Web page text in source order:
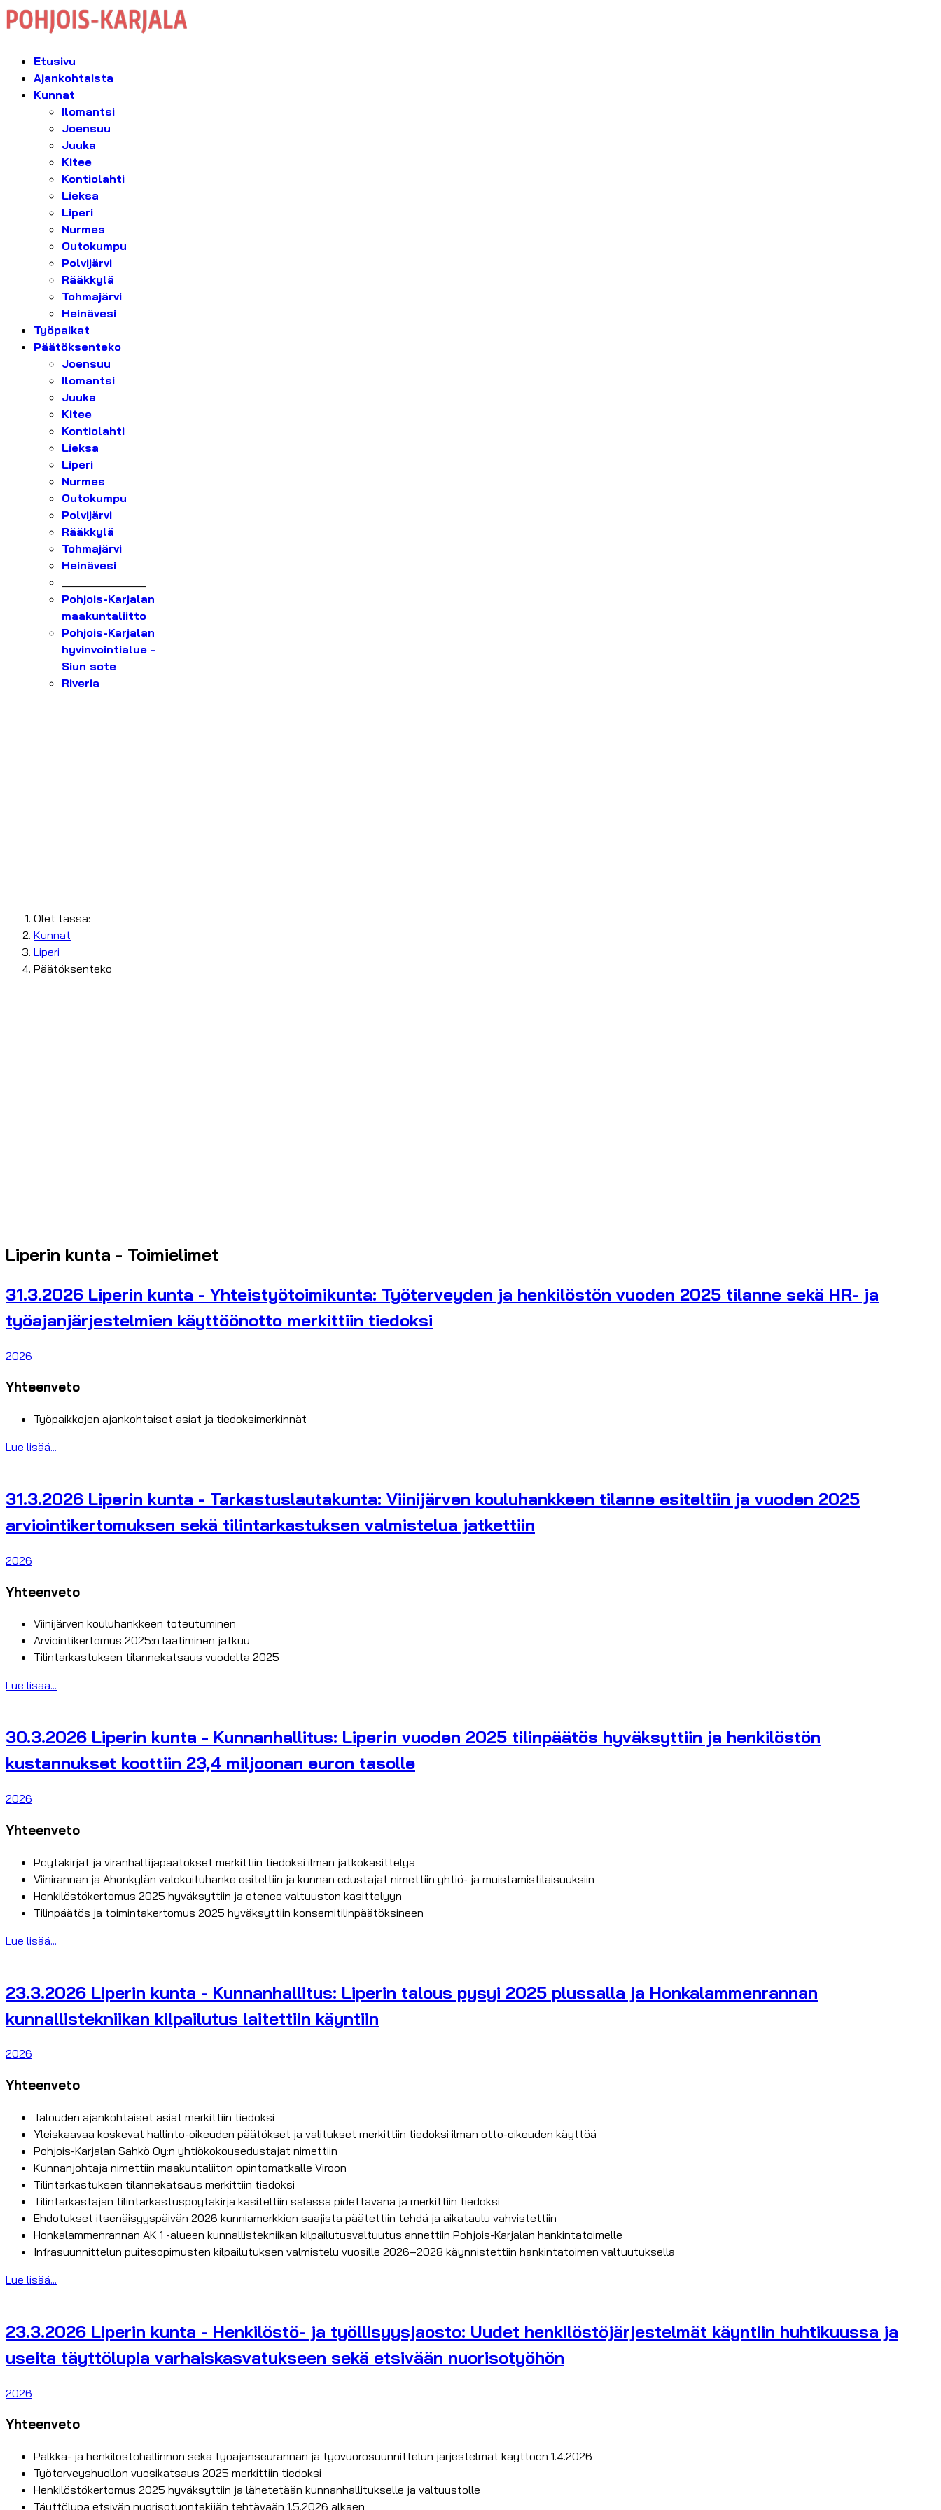
Etusivu
Ajankohtaista
Kunnat
Ilomantsi
Joensuu
Juuka
Kitee
Kontiolahti
Lieksa
Liperi
Nurmes
Outokumpu
Polvijärvi
Rääkkylä
Tohmajärvi
Heinävesi
Työpaikat
Päätöksenteko
Joensuu
Ilomantsi
Juuka
Kitee
Kontiolahti
Lieksa
Liperi
Nurmes
Outokumpu
Polvijärvi
Rääkkylä
Tohmajärvi
Heinävesi
Pohjois-Karjalan
maakuntaliitto
Pohjois-Karjalan
hyvinvointialue -
Siun sote
Riveria
Olet tässä:
Kunnat
Liperi
Päätöksenteko
Liperin kunta - Toimielimet
31.3.2026 Liperin kunta - Yhteistyötoimikunta: Työterveyden ja henkilöstön vuoden 2025 tilanne sekä HR- ja
työajanjärjestelmien käyttöönotto merkittiin tiedoksi
2026
Yhteenveto
Työpaikkojen ajankohtaiset asiat ja tiedoksimerkinnät
Lue lisää...
31.3.2026 Liperin kunta - Tarkastuslautakunta: Viinijärven kouluhankkeen tilanne esiteltiin ja vuoden 2025
arviointikertomuksen sekä tilintarkastuksen valmistelua jatkettiin
2026
Yhteenveto
Viinijärven kouluhankkeen toteutuminen
Arviointikertomus 2025:n laatiminen jatkuu
Tilintarkastuksen tilannekatsaus vuodelta 2025
Lue lisää...
30.3.2026 Liperin kunta - Kunnanhallitus: Liperin vuoden 2025 tilinpäätös hyväksyttiin ja henkilöstön
kustannukset koottiin 23,4 miljoonan euron tasolle
2026
Yhteenveto
Pöytäkirjat ja viranhaltijapäätökset merkittiin tiedoksi ilman jatkokäsittelyä
Viinirannan ja Ahonkylän valokuituhanke esiteltiin ja kunnan edustajat nimettiin yhtiö- ja muistamistilaisuuksiin
Henkilöstökertomus 2025 hyväksyttiin ja etenee valtuuston käsittelyyn
Tilinpäätös ja toimintakertomus 2025 hyväksyttiin konsernitilinpäätöksineen
Lue lisää...
23.3.2026 Liperin kunta - Kunnanhallitus: Liperin talous pysyi 2025 plussalla ja Honkalammenrannan
kunnallistekniikan kilpailutus laitettiin käyntiin
2026
Yhteenveto
Talouden ajankohtaiset asiat merkittiin tiedoksi
Yleiskaavaa koskevat hallinto-oikeuden päätökset ja valitukset merkittiin tiedoksi ilman otto-oikeuden käyttöä
Pohjois-Karjalan Sähkö Oy:n yhtiökokousedustajat nimettiin
Kunnanjohtaja nimettiin maakuntaliiton opintomatkalle Viroon
Tilintarkastuksen tilannekatsaus merkittiin tiedoksi
Tilintarkastajan tilintarkastuspöytäkirja käsiteltiin salassa pidettävänä ja merkittiin tiedoksi
Ehdotukset itsenäisyyspäivän 2026 kunniamerkkien saajista päätettiin tehdä ja aikataulu vahvistettiin
Honkalammenrannan AK 1 -alueen kunnallistekniikan kilpailutusvaltuutus annettiin Pohjois-Karjalan hankintatoimelle
Infrasuunnittelun puitesopimusten kilpailutuksen valmistelu vuosille 2026–2028 käynnistettiin hankintatoimen valtuutuksella
Lue lisää...
23.3.2026 Liperin kunta - Henkilöstö- ja työllisyysjaosto: Uudet henkilöstöjärjestelmät käyntiin huhtikuussa ja
useita täyttölupia varhaiskasvatukseen sekä etsivään nuorisotyöhön
2026
Yhteenveto
Palkka- ja henkilöstöhallinnon sekä työajanseurannan ja työvuorosuunnittelun järjestelmät käyttöön 1.4.2026
Työterveyshuollon vuosikatsaus 2025 merkittiin tiedoksi
Henkilöstökertomus 2025 hyväksyttiin ja lähetetään kunnanhallitukselle ja valtuustolle
Täyttölupa etsivän nuorisotyöntekijän tehtävään 1.5.2026 alkaen